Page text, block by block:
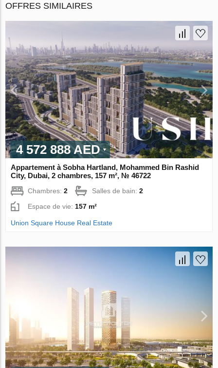
OFFRES SIMILAIRES
4 572 888 AED
Appartement à Sobha Hartland, Mohammed Bin Rashid
City, Dubai, 2 chambres, 157 m², № 46722
Chambres:2 Salles de bain:2
Espace de vie:157 m²
Union Square House Real Estate